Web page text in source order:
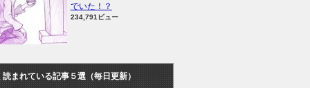
でいた！？
234,791ビュー
読まれている記事５選（毎日更新）